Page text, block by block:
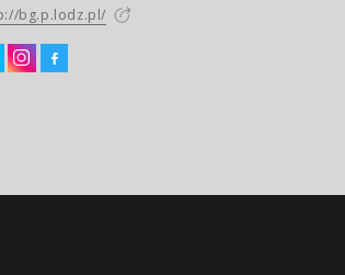
bg.p.lodz.pl/